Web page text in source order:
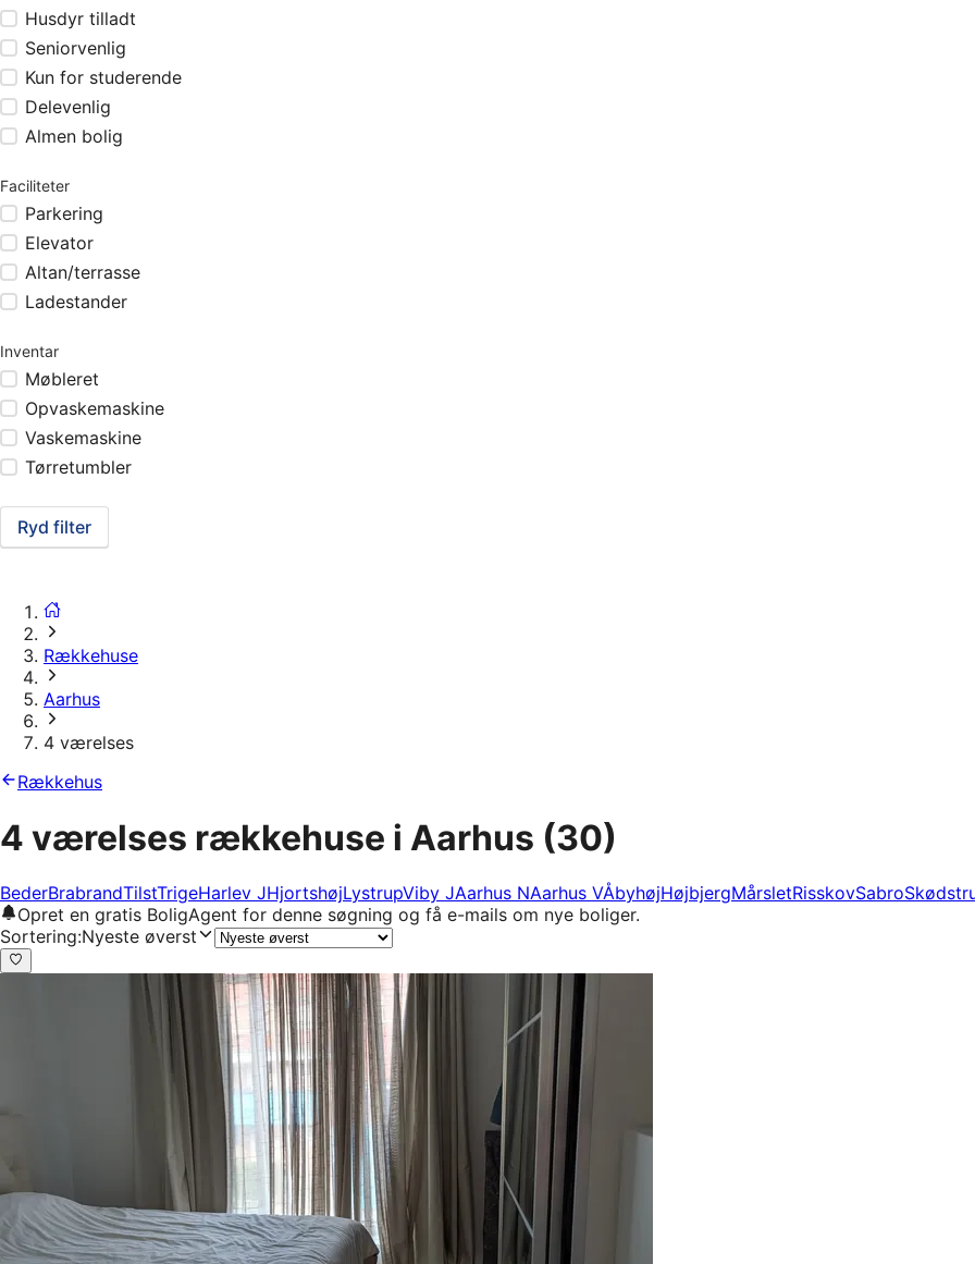
Husdyr tilladt
Seniorvenlig
Kun for studerende
Delevenlig
Almen bolig
Faciliteter
Parkering
Elevator
Altan/terrasse
Ladestander
Inventar
Møbleret
Opvaskemaskine
Vaskemaskine
Tørretumbler
Ryd filter
Rækkehuse
Aarhus
4 værelses
Rækkehus
4 værelses rækkehuse i Aarhus (30)
BederBrabrandTilstTrigeHarlev JHjortshøjLystrupViby JAarhus NAarhus VÅbyhøjHøjbjergMårsletRisskovSabro
Opret en gratis BoligAgent for denne søgning og få e-mails om nye boliger.
Sortering:Nyeste øverst